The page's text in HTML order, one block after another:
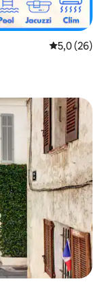
Prosečna
5,0 (26)